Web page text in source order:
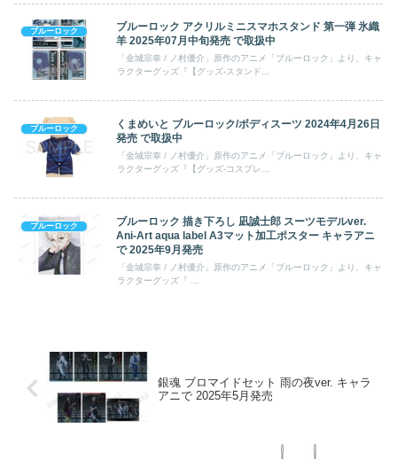
ブルーロック
ブルーロック アクリルミニスマホスタンド 第一弾 氷織
羊 2025年07月中旬発売 で取扱中
「金城宗幸 / ノ村優介」原作のアニメ「ブルーロック」より、キャ
ラクターグッズ『【グッズ-スタンド...
ブルーロック
くまめいと ブルーロック/ボディスーツ 2024年4月26日
発売 で取扱中
「金城宗幸 / ノ村優介」原作のアニメ「ブルーロック」より、キャ
ラクターグッズ『【グッズ-コスプレ...
ブルーロック
ブルーロック 描き下ろし 凪誠士郎 スーツモデルver.
Ani-Art aqua label A3マット加工ポスター キャラアニ
で 2025年9月発売
「金城宗幸 / ノ村優介」原作のアニメ「ブルーロック」より、キャ
銀魂 ブロマイドセット 雨の夜ver. キャラ
アニで 2025年5月発売